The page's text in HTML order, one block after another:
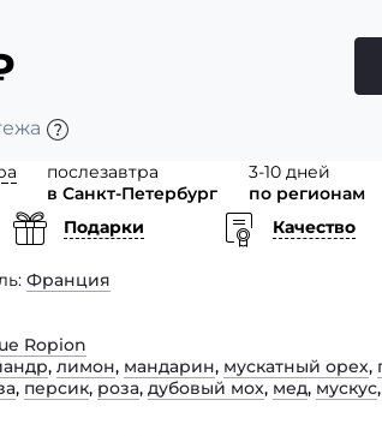
послезавтра
в Санкт-Петербург
3-10 дней
по регионам
Подарки Качество
Франция
Ropion
, лимон, мандарин, мускатный орех,
, персик, роза, дубовый мох, мед, мускус,